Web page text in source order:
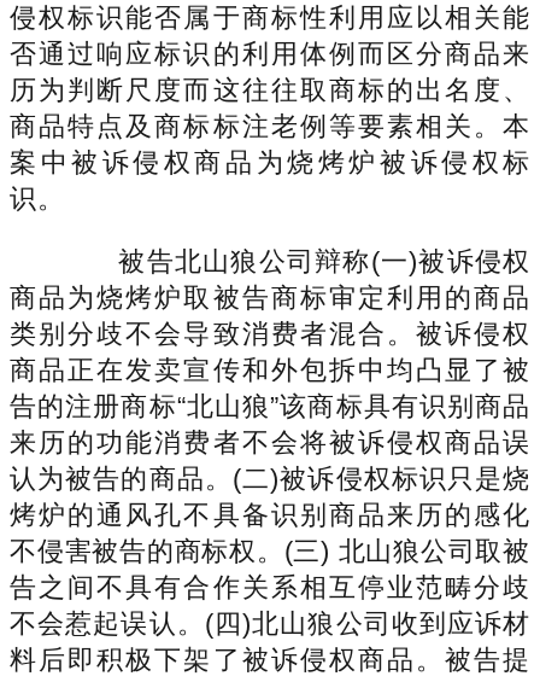
侵权标识能否属于商标性利用应以相关能
否通过响应标识的利用体例而区分商品来
历为判断尺度而这往往取商标的出名度、
商品特点及商标标注老例等要素相关。本
案中被诉侵权商品为烧烤炉被诉侵权标
识。
被告北山狼公司辩称(一)被诉侵权
商品为烧烤炉取被告商标审定利用的商品
类别分歧不会导致消费者混合。被诉侵权
商品正在发卖宣传和外包拆中均凸显了被
告的注册商标“北山狼”该商标具有识别商品
来历的功能消费者不会将被诉侵权商品误
认为被告的商品。(二)被诉侵权标识只是烧
烤炉的通风孔不具备识别商品来历的感化
不侵害被告的商标权。(三) 北山狼公司取被
告之间不具有合作关系相互停业范畴分歧
不会惹起误认。(四)北山狼公司收到应诉材
料后即积极下架了被诉侵权商品。被告提